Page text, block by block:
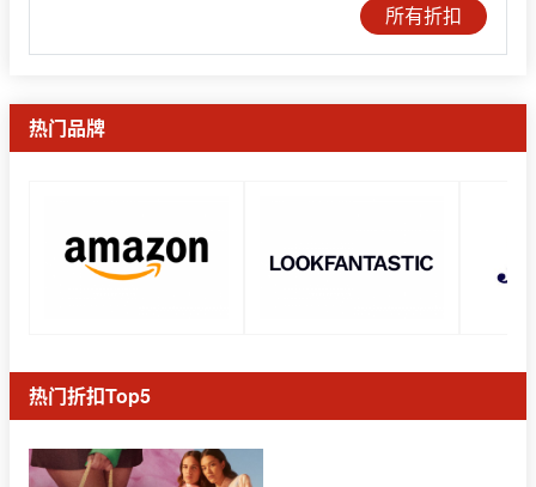
所有折扣
热门品牌
热门折扣Top5